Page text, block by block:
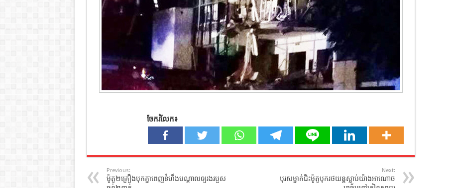
ចែករំលែក៖
Previous:
ម៉ូតូ២គ្រឿងបុកគ្នាពេញទំហឹងបណ្តាលឲ្យរងរបួស
Next:
បុរសម្នាក់ជិះម៉ូតូបុករថយន្តស្លាប់យ៉ាងអាណោច